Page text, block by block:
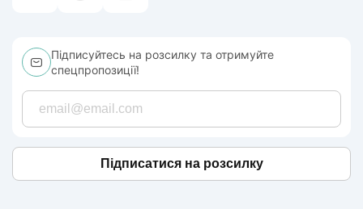
Підписуйтесь на розсилку та отримуйте
спецпропозиції!
Підписатися на розсилку